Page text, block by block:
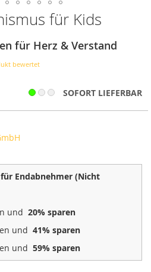
für Kids
für Herz & Verstand
bewertet
SOFORT LIEFERBAR
Endabnehmer (Nicht
und 20% sparen
und 41% sparen
und 59% sparen